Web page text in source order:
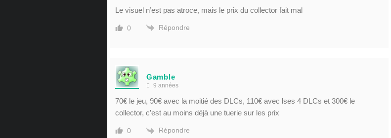
Le visuel n’est pas atroce, mais le prix du collector fait mal
0 Répondre
Gamble
9 années
70€ le jeu, 90€ avec la moitié des DLCs, 110€ avec lses 4 DLCs et 300€ le
collector, c’est au moins déjà une tuerie sur les prix
0 Répondre